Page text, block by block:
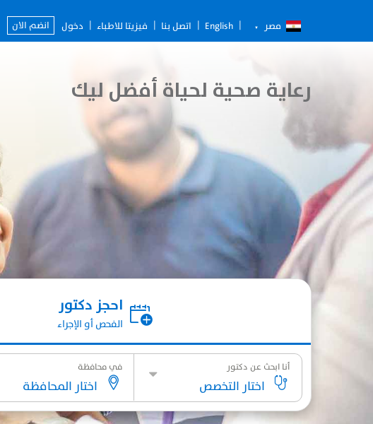
انضم الان دخول فيزيتا للاطباء اتصل بنا English مصر
رعاية صحية لحياة أفضل ليك
احجز دكتور
الفحص أو الإجراء
أنا ابحث عن دكتور
اختار التخصص
في محافظة
اختار المحافظة